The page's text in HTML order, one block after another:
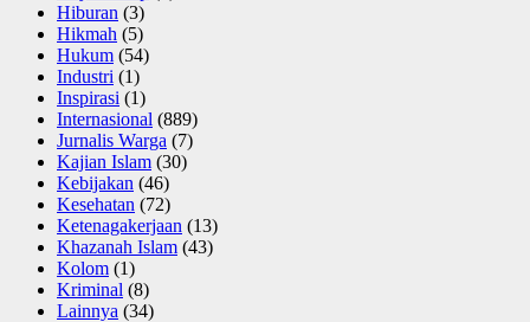
Hiburan (3)
Hikmah (5)
Hukum (54)
Industri (1)
Inspirasi (1)
Internasional (889)
Jurnalis Warga (7)
Kajian Islam (30)
Kebijakan (46)
Kesehatan (72)
Ketenagakerjaan (13)
Khazanah Islam (43)
Kolom (1)
Kriminal (8)
Lainnya (34)